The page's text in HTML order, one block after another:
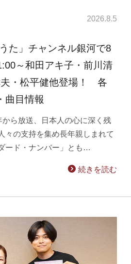
2026.8.5
た」チャンネル銀河で8
～和田アキ子・前川清
・松平健他登場！ 各
曲目情報
ら放送、日本人の心に深く残
々の支持を集め長年親しまれて
ード・ナンバー」とも…
続きを読む